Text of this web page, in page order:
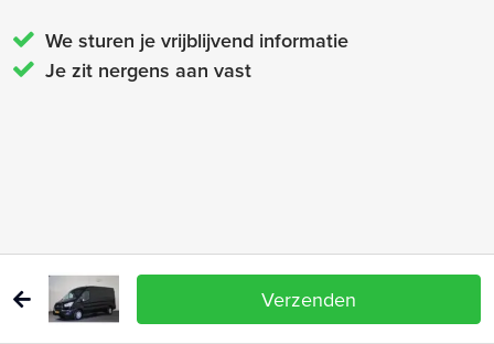
We sturen je vrijblijvend informatie
Je zit nergens aan vast
Verzenden